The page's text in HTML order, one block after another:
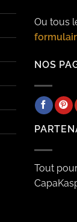
Ou tous
NOS
Tout